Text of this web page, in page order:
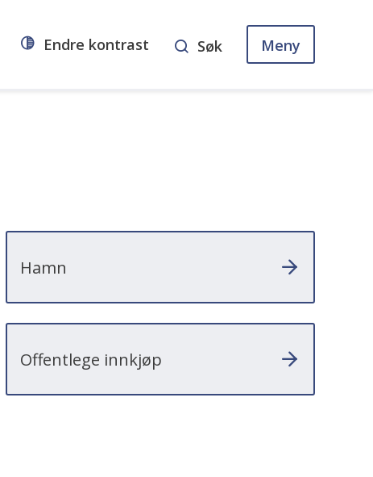
Endre kontrast Søk Meny
Hamn
Offentlege innkjøp